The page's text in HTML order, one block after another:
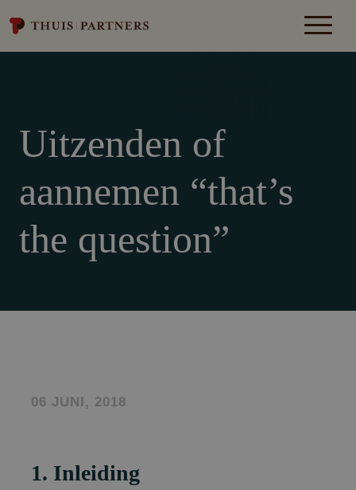
Uitzenden of
aannemen “that’s
the question”
06 JUNI, 2018
1. Inleiding